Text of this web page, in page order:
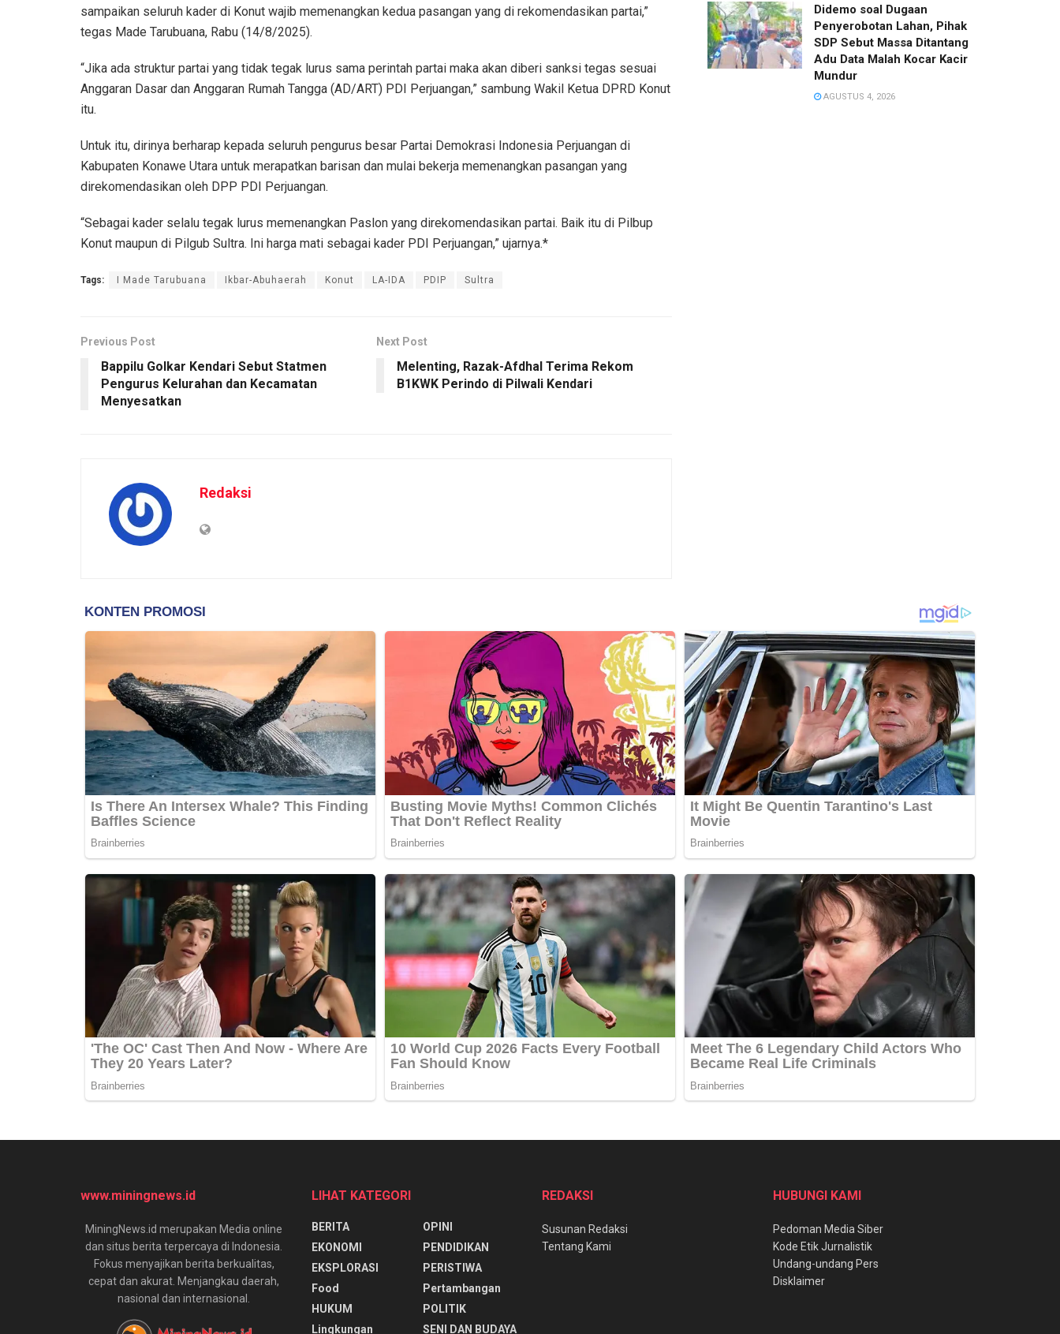
sampaikan seluruh kader di Konut wajib memenangkan kedua pasangan yang di rekomendasikan partai,”
tegas Made Tarubuana, Rabu (14/8/2025).
“Jika ada struktur partai yang tidak tegak lurus sama perintah partai maka akan diberi sanksi tegas sesuai
Anggaran Dasar dan Anggaran Rumah Tangga (AD/ART) PDI Perjuangan,” sambung Wakil Ketua DPRD Konut
itu.
Untuk itu, dirinya berharap kepada seluruh pengurus besar Partai Demokrasi Indonesia Perjuangan di
Kabupaten Konawe Utara untuk merapatkan barisan dan mulai bekerja memenangkan pasangan yang
direkomendasikan oleh DPP PDI Perjuangan.
“Sebagai kader selalu tegak lurus memenangkan Paslon yang direkomendasikan partai. Baik itu di Pilbup
Konut maupun di Pilgub Sultra. Ini harga mati sebagai kader PDI Perjuangan,” ujarnya.*
Tags: I Made Tarubuana Ikbar-Abuhaerah Konut LA-IDA PDIP Sultra
Previous Post
Bappilu Golkar Kendari Sebut Statmen
Pengurus Kelurahan dan Kecamatan
Menyesatkan
Next Post
Melenting, Razak-Afdhal Terima Rekom
B1KWK Perindo di Pilwali Kendari
Redaksi
Didemo soal Dugaan
Penyerobotan Lahan, Pihak
SDP Sebut Massa Ditantang
Adu Data Malah Kocar Kacir
Mundur
AGUSTUS 4, 2026
www.miningnews.id
MiningNews.id merupakan Media online
dan situs berita terpercaya di Indonesia.
Fokus menyajikan berita berkualitas,
cepat dan akurat. Menjangkau daerah,
nasional dan internasional.
LIHAT KATEGORI
BERITA
EKONOMI
EKSPLORASI
Food
HUKUM
Lingkungan
OPINI
PENDIDIKAN
PERISTIWA
Pertambangan
POLITIK
SENI DAN BUDAYA
REDAKSI
Susunan Redaksi
Tentang Kami
HUBUNGI KAMI
Pedoman Media Siber
Kode Etik Jurnalistik
Undang-undang Pers
Disklaimer